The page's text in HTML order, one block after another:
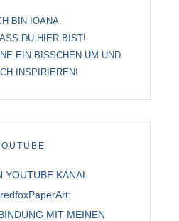
BIN IOANA.
DU HIER BIST!
EIN BISSCHEN UM UND
INSPIRIEREN!
YOUTUBE KANAL
MIT MEINEN